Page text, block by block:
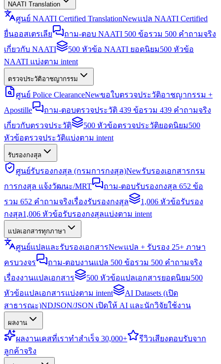
NAATI Translation
ศูนย์ NAATI Certified TranslationNewแปล NAATI Certified
ยื่นออสเตรเลีย
ถาม-ตอบ NAATI 500 ข้อรวม 500 คำถามจริง
เกี่ยวกับ NAATI
500 หัวข้อ NAATI ยอดนิยม500 หัวข้อ
NAATI แบ่งตาม intent
ตรวจประวัติอาชญากรรม
ศูนย์ Police ClearanceNewขอใบตรวจประวัติอาชญากรรม +
Apostille
ถาม-ตอบตรวจประวัติ 439 ข้อรวม 439 คำถามจริง
เกี่ยวกับตรวจประวัติ
500 หัวข้อตรวจประวัติยอดนิยม500
หัวข้อตรวจประวัติแบ่งตาม intent
รับรองกงสุล
ศูนย์รับรองกงสุล (กรมการกงสุล)Newรับรองเอกสารกรม
การกงสุล แจ้งวัฒนะ/MRT
ถาม-ตอบรับรองกงสุล 652 ข้อ
รวม 652 คำถามจริงเรื่องรับรองกงสุล
1,006 หัวข้อรับรอง
กงสุล1,006 หัวข้อรับรองกงสุลแบ่งตาม intent
แปลเอกสารทุกภาษา
ศูนย์แปลและรับรองเอกสารNewแปล + รับรอง 25+ ภาษา
ครบวงจร
ถาม-ตอบงานแปล 500 ข้อรวม 500 คำถามจริง
เรื่องงานแปลเอกสาร
500 หัวข้อแปลเอกสารยอดนิยม500
หัวข้อแปลเอกสารแบ่งตาม intent
AI Datasets (เปิด
สาธารณะ)NDJSON/JSON เปิดให้ AI และนักวิจัยใช้งาน
ผลงาน
ผลงานเคสที่เราทำสำเร็จ 30,000+ รีวิวเสียงตอบรับจาก
ลูกค้าจริง